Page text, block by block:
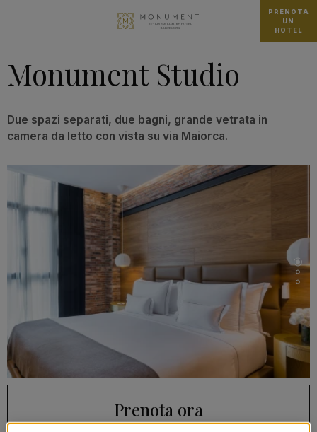
PRENOTA
UN
HOTEL
Monument Studio
Due spazi separati, due bagni, grande vetrata in
camera da letto con vista su via Maiorca.
Prenota ora